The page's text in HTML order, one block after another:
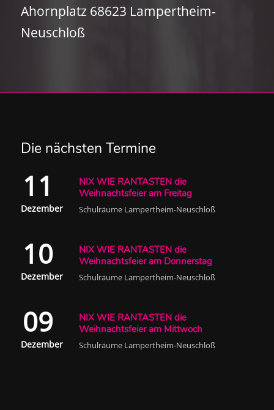
Ahornplatz 68623 Lampertheim-
Neuschloß
Die nächsten Termine
11
Dezember
NIX WIE RANTASTEN die
Weihnachtsfeier am Freitag
Schulräume Lampertheim-Neuschloß
10
Dezember
NIX WIE RANTASTEN die
Weihnachtsfeier am Donnerstag
Schulräume Lampertheim-Neuschloß
09
Dezember
NIX WIE RANTASTEN die
Weihnachtsfeier am Mittwoch
Schulräume Lampertheim-Neuschloß